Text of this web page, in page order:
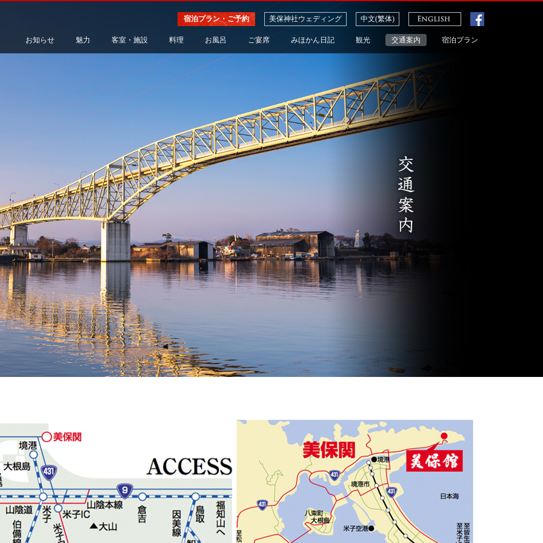
宿泊プラン・ご予約 美保神社ウェディング 中文(繁体)
お知らせ 魅力 客室・施設 料理 お風呂 ご宴席 みほかん日記 観光 交通案内 宿泊プラン